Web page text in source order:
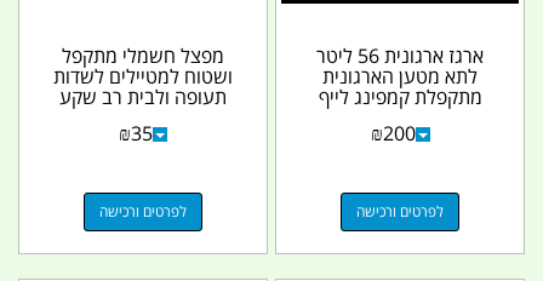
ארגז ארגונית 56 ליטר
לתא מטען הארגונית
מתקפלת קמפינג לייף
₪200
לפרטים ורכישה
מפצל חשמלי מתקפל
ושטוח למטיילים לשדות
תעופה ולבית רב שקע
250V 16A TRAVEL...
₪35
לפרטים ורכישה